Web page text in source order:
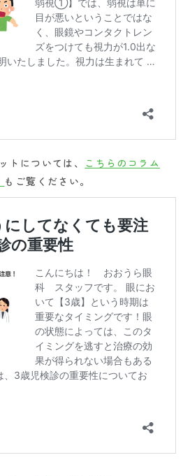
トについては、 こちらのコラム
もご覧ください。